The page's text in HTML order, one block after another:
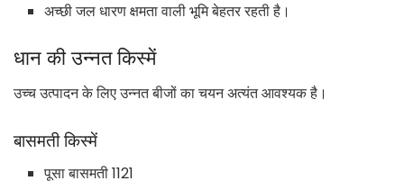
अच्छी जल धारण क्षमता वाली भूमि बेहतर रहती है।
धान की उन्नत किस्में
उच्च उत्पादन के लिए उन्नत बीजों का चयन अत्यंत आवश्यक है।
बासमती किस्में
पूसा बासमती 1121